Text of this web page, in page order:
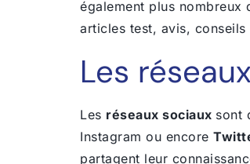
également plus nombreux
articles test, avis,
Les
Les réseaux sociaux sont
Instagram ou encore
partagent leur